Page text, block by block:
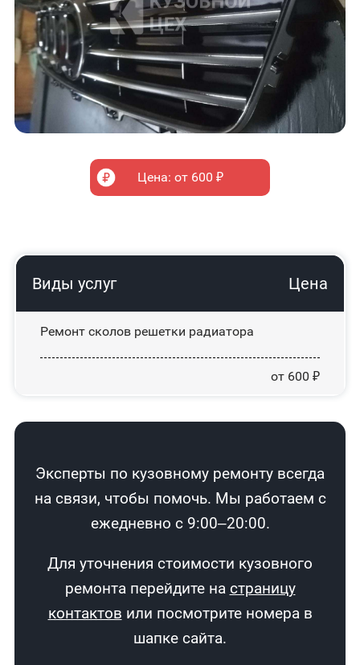
Цена: от 600 ₽
Виды услуг Цена
Ремонт сколов решетки радиатора
от 600 ₽
Эксперты по кузовному ремонту всегда
на связи, чтобы помочь. Мы работаем с
ежедневно с 9:00–20:00.
Для уточнения стоимости кузовного
ремонта перейдите на страницу
контактов или посмотрите номера в
шапке сайта.